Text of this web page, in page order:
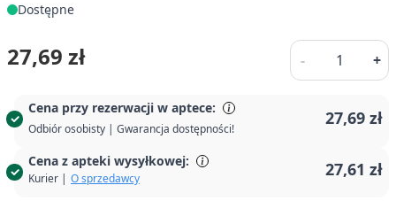
Dostępne
Cena przy rezerwacji w aptece:
Odbiór osobisty | Gwarancja dostępności!
27,69 zł
Cena z apteki wysyłkowej:
Kurier | O sprzedawcy 27,61 zł
27,69 zł -
Ilość
+